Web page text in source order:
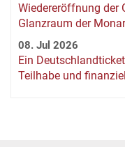
Wiedereröffnung der
Glanzraum der
08. Jul 2026
Ein
Teilhabe und